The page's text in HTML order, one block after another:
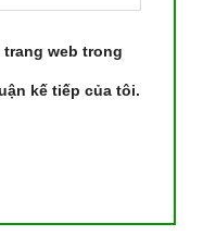
trang web trong
kế tiếp của tôi.